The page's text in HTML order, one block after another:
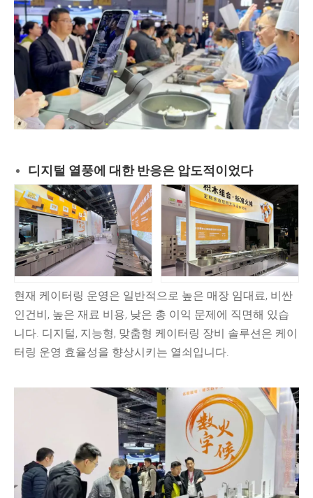
디지털 열풍에 대한 반응은 압도적이었다
현재 케이터링 운영은 일반적으로 높은 매장 임대료, 비싼
인건비, 높은 재료 비용, 낮은 총 이익 문제에 직면해 있습
니다. 디지털, 지능형, 맞춤형 케이터링 장비 솔루션은 케이
터링 운영 효율성을 향상시키는 열쇠입니다.